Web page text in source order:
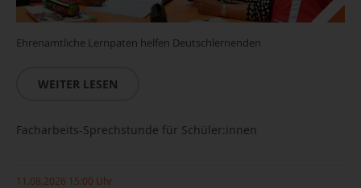
Ehrenamtliche Lernpaten helfen Deutschlernenden
WEITER LESEN
Facharbeits-Sprechstunde für Schüler:innen
11.08.2026 15:00 Uhr